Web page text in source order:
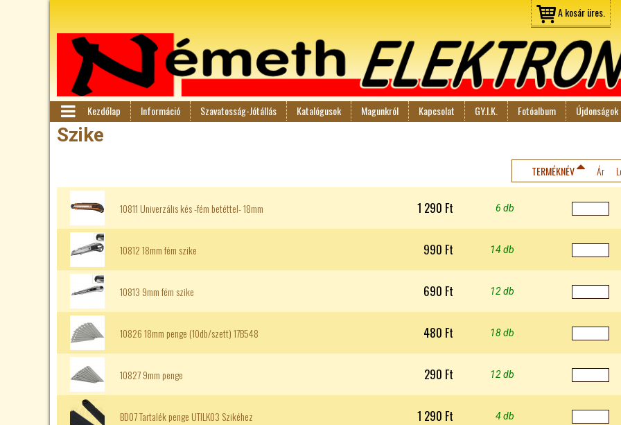
A kosár üres.
Szike
TERMÉKNÉV Ár
10811 Univerzális kés -fém betéttel- 18mm 1 290 Ft 6 db
10812 18mm fém szike 990 Ft 14 db
10813 9mm fém szike 690 Ft 12 db
10826 18mm penge (10db/szett) 17B548 480 Ft 18 db
10827 9mm penge 290 Ft 12 db
BD07 Tartalék penge UTILK03 Szikéhez 1 290 Ft 4 db
M
F
m
ü
Kezdőlap Információ Szavatosság-Jótállás Katalógusok Magunkról Kapcsolat GY.I.K. Fotóalbum Újdonságok